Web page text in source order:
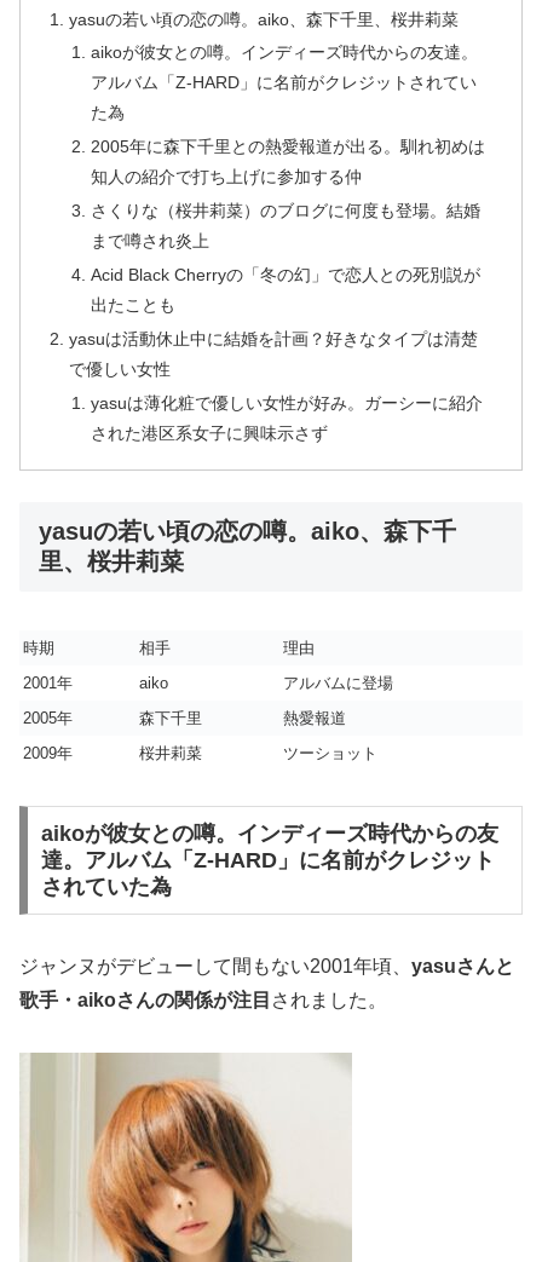
yasuの若い頃の恋の噂。aiko、森下千里、桜井莉菜
aikoが彼女との噂。インディーズ時代からの友達。
アルバム「Z-HARD」に名前がクレジットされてい
た為
2005年に森下千里との熱愛報道が出る。馴れ初めは
知人の紹介で打ち上げに参加する仲
さくりな（桜井莉菜）のブログに何度も登場。結婚
まで噂され炎上
Acid Black Cherryの「冬の幻」で恋人との死別説が
出たことも
yasuは活動休止中に結婚を計画？好きなタイプは清楚
で優しい女性
yasuは薄化粧で優しい女性が好み。ガーシーに紹介
された港区系女子に興味示さず
yasuの若い頃の恋の噂。aiko、森下千
里、桜井莉菜
時期 相手
理由
2001年
aiko
アルバムに登場
2005年
森下千里
熱愛報道
2009年
桜井莉菜 ツーショット
aikoが彼女との噂。インディーズ時代からの友
達。アルバム「Z-HARD」に名前がクレジット
されていた為
ジャンヌがデビューして間もない2001年頃、 yasuさんと
歌手・aikoさんの関係が注目 されました。